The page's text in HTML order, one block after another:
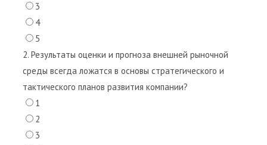
3
4
5
2. Результаты оценки и прогноза внешней рыночной
среды всегда ложатся в основы стратегического и
тактического планов развития компании?
1
2
3